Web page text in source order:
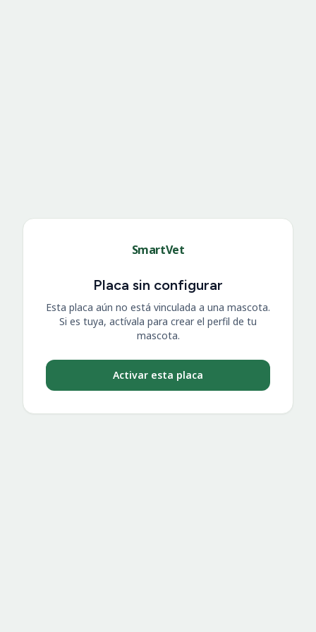
SmartVet
Placa sin configurar
Esta placa aún no está vinculada a una mascota.
Si es tuya, actívala para crear el perfil de tu
mascota.
Activar esta placa